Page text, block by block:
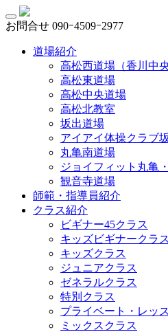
お問合せ 090ｰ4509ｰ2977
道場紹介
高松西道場（香川中
高松東道場
高松中央道場
高松北教室
坂出道場
アイアイ体操クラブ
丸亀南道場
ジョイフィット丸亀
観音寺道場
師範・指導員紹介
クラス紹介
ビギナー45クラス
キッズビギナークラス
キッズクラス
ジュニアクラス
ゼネラルクラス
特別クラス
プライベート・レッ
ミックスクラス